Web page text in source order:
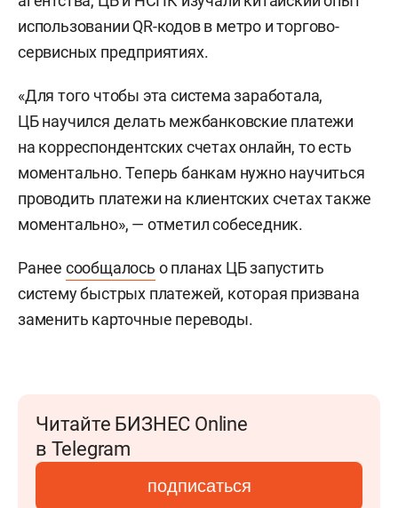
использовании QR-кодов в метро и торгово-
сервисных предприятиях.
«Для того чтобы эта система заработала,
ЦБ научился делать межбанковские платежи
на корреспондентских счетах онлайн, то есть
моментально. Теперь банкам нужно научиться
проводить платежи на клиентских счетах также
моментально», — отметил собеседник.
Ранее сообщалось о планах ЦБ запустить
систему быстрых платежей, которая призвана
заменить карточные переводы.
Читайте БИЗНЕС Online
в Telegram
подписаться